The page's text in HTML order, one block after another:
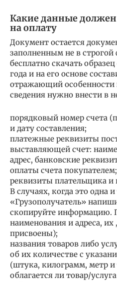
Какие данные должен
на оплату
Документ остается
заполненным не в
бесплатно скачать
года и на его основе
отражающий особенности
сведения нужно внести в
порядковый номер счета
и дату составления;
платежные реквизиты
выставляющей счет:
адрес, банковские
оплаты счета покупателем;
реквизиты плательщика и
В случаях, когда это одна
«Грузополучатель»
скопируйте информацию.
наименования и адреса,
присвоены);
названия товаров либо
об их количестве с
(штука, килограмм, метр и
облагается ли товар/